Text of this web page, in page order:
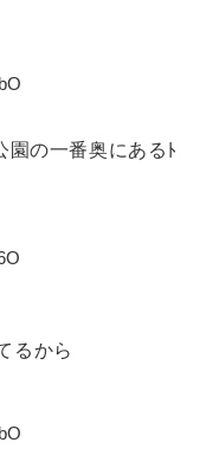
園の一番奥にあるﾄ
るから